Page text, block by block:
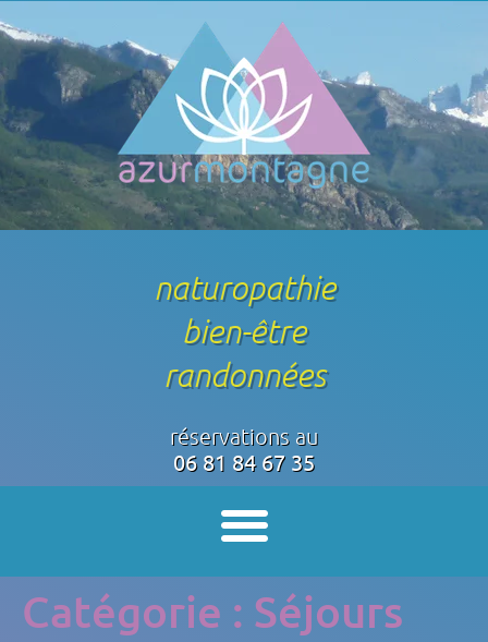
naturopathie
bien-être
randonnées
réservations au
06 81 84 67 35
Catégorie : Séjours